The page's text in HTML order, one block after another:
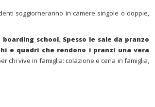
soggiorneranno in camere singole o doppie,
school. Spesso le sale da pranzo
e quadri che rendono i pranzi una vera
chi vive in famiglia: colazione e cena in famiglia,